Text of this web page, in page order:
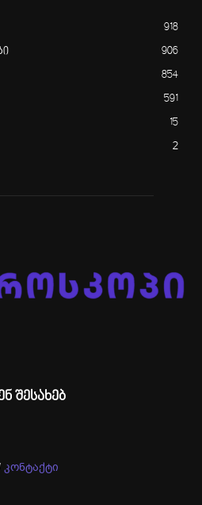
918
906
854
591
15
2
შესახებ
კონტაქტი